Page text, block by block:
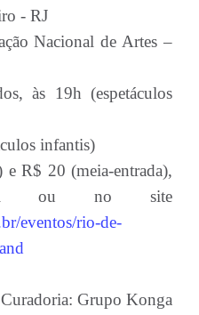
- RJ
Nacional de Artes –
às 19h (espetáculos
infantis)
R$ 20 (meia-entrada),
ou no site
eventos/rio-de-
Grupo Konga